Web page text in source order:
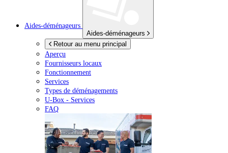
Aides-déménageurs
Aides-déménageurs
Retour au menu principal
Aperçu
Fournisseurs locaux
Fonctionnement
Services
Types de déménagements
U-Box - Services
FAQ